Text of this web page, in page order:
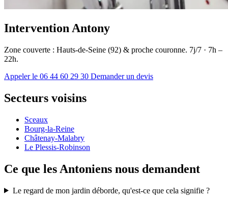
Intervention Antony
Zone couverte : Hauts-de-Seine (92) & proche couronne. 7j/7 · 7h –
22h.
Appeler le 06 44 60 29 30 Demander un devis
Secteurs voisins
Sceaux
Bourg-la-Reine
Châtenay-Malabry
Le Plessis-Robinson
Ce que les Antoniens nous demandent
Le regard de mon jardin déborde, qu'est-ce que cela signifie ?